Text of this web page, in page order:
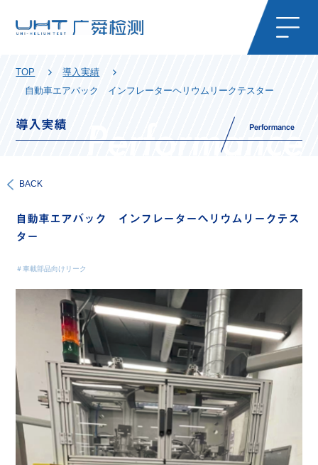
TOP
導入実績
自動車エアバック インフレーターヘリウムリークテスター
導入実績 Performance
BACK
自動車エアバック
インフレーターヘリウムリークテス
ター
＃車載部品向けリーク